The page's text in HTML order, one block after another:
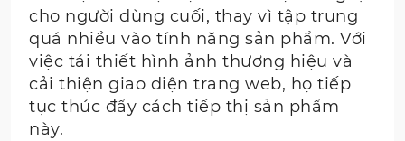
cho người dùng cuối, thay vì tập trung
quá nhiều vào tính năng sản phẩm. Với
việc tái thiết hình ảnh thương hiệu và
cải thiện giao diện trang web, họ tiếp
tục thúc đẩy cách tiếp thị sản phẩm
này.